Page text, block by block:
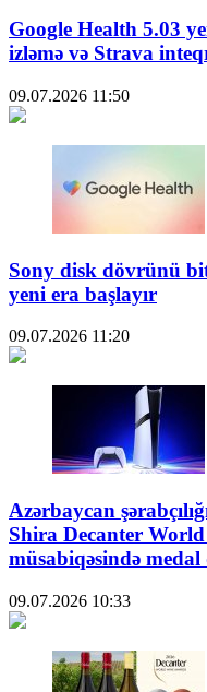
Google Health 5.03
izləmə və Strava
09.07.2026 11:50
Sony disk dövrünü
yeni era başlayır
09.07.2026 11:20
Azərbaycan
Shira Decanter
müsabiqəsində medal
09.07.2026 10:33